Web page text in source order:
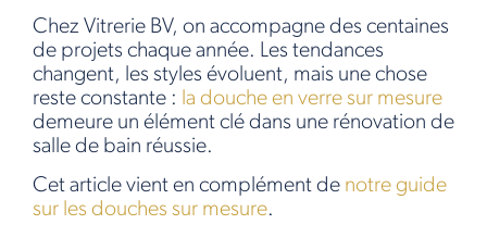
Chez Vitrerie BV, on accompagne des centaines
de projets chaque année. Les tendances
changent, les styles évoluent, mais une chose
reste constante : la douche en verre sur mesure
demeure un élément clé dans une rénovation de
salle de bain réussie.
Cet article vient en complément de notre guide
sur les douches sur mesure.